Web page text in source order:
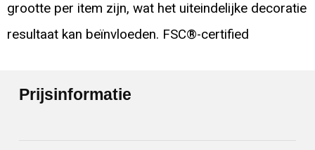
grootte per item zijn, wat het uiteindelijke decoratie
resultaat kan beïnvloeden. FSC®-certified
Prijsinformatie